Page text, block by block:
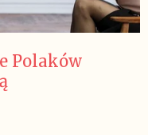
Polaków